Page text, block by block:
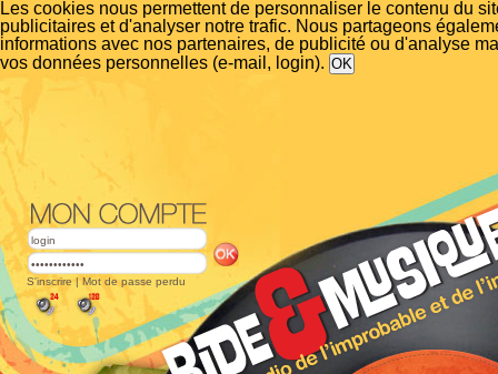
Les cookies nous permettent de personnaliser le contenu du
publicitaires et d'analyser notre trafic. Nous partageons
informations avec nos partenaires, de publicité ou d'analyse
vos données personnelles (e-mail, login).
S'inscrire | Mot de passe perdu